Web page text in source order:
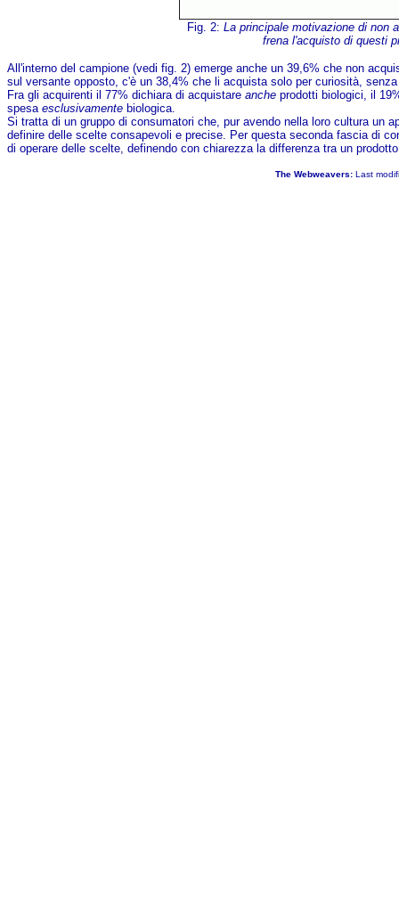
Fig. 2: La principale motivazione di non
frena l'acquisto di questi
All'interno del campione (vedi fig. 2) emerge anche un 39,6% che non
sul versante opposto, c'è un 38,4% che li acquista solo per curiosità,
Fra gli acquirenti il 77% dichiara di acquistare anche prodotti biologici, il
spesa esclusivamente biologica.
Si tratta di un gruppo di consumatori che, pur avendo nella loro cultura un
definire delle scelte consapevoli e precise. Per questa seconda fascia di
di operare delle scelte, definendo con chiarezza la differenza tra un
The Webweavers:Last